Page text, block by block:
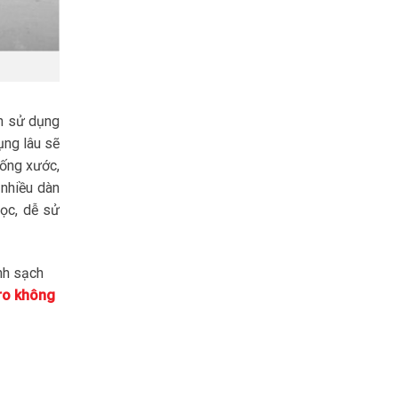
sử dụng
lâu sẽ
xước,
dàn
dễ sử
sạch
không